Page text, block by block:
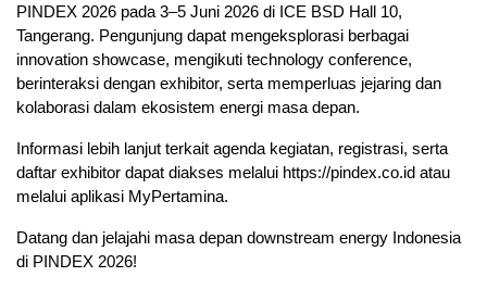
PINDEX 2026 pada 3–5 Juni 2026 di ICE BSD Hall 10,
Tangerang. Pengunjung dapat mengeksplorasi berbagai
innovation showcase, mengikuti technology conference,
berinteraksi dengan exhibitor, serta memperluas jejaring dan
kolaborasi dalam ekosistem energi masa depan.
Informasi lebih lanjut terkait agenda kegiatan, registrasi, serta
daftar exhibitor dapat diakses melalui https://pindex.co.id atau
melalui aplikasi MyPertamina.
Datang dan jelajahi masa depan downstream energy Indonesia
di PINDEX 2026!